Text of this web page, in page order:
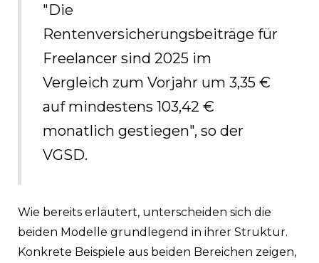
"Die
Rentenversicherungsbeiträge für
Freelancer sind 2025 im
Vergleich zum Vorjahr um 3,35 €
auf mindestens 103,42 €
monatlich gestiegen", so der
VGSD.
Wie bereits erläutert, unterscheiden sich die
beiden Modelle grundlegend in ihrer Struktur.
Konkrete Beispiele aus beiden Bereichen zeigen,